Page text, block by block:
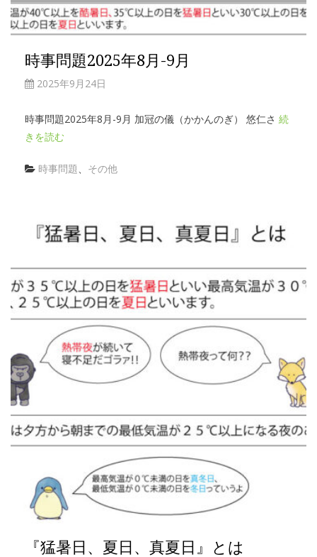
時事問題2025年8月-9月
2025年9月24日
時事問題2025年8月-9月 加冠の儀（かかんのぎ） 悠仁さ 続
きを読む
時事問題、 その他
『猛暑日、夏日、真夏日』とは